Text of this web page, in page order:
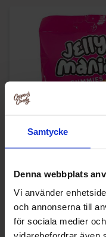
Samtycke
Denna webbplats
Vi använder
och annonserna till
för sociala medier
19.90